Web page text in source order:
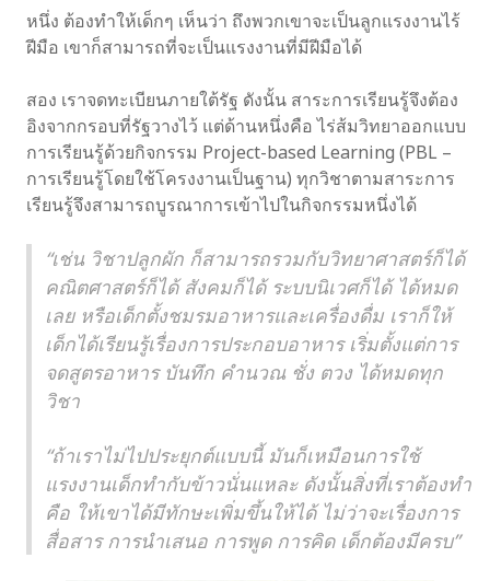
หนึ่ง ต้องทำให้เด็กๆ เห็นว่า ถึงพวกเขาจะเป็นลูกแรงงานไร้
ฝีมือ เขาก็สามารถที่จะเป็นแรงงานที่มีฝีมือได้
สอง เราจดทะเบียนภายใต้รัฐ ดังนั้น สาระการเรียนรู้จึงต้อง
อิงจากกรอบที่รัฐวางไว้ แต่ด้านหนึ่งคือ ไร่ส้มวิทยาออกแบบ
การเรียนรู้ด้วยกิจกรรม Project-based Learning (PBL –
การเรียนรู้โดยใช้โครงงานเป็นฐาน) ทุกวิชาตามสาระการ
เรียนรู้จึงสามารถบูรณาการเข้าไปในกิจกรรมหนึ่งได้
“เช่น วิชาปลูกผัก ก็สามารถรวมกับวิทยาศาสตร์ก็ได้
คณิตศาสตร์ก็ได้ สังคมก็ได้ ระบบนิเวศก็ได้ ได้หมด
เลย หรือเด็กตั้งชมรมอาหารและเครื่องดื่ม เราก็ให้
เด็กได้เรียนรู้เรื่องการประกอบอาหาร เริ่มตั้งแต่การ
จดสูตรอาหาร บันทึก คำนวณ ชั่ง ตวง ได้หมดทุก
วิชา
“ถ้าเราไม่ไปประยุกต์แบบนี้ มันก็เหมือนการใช้
แรงงานเด็กทำกับข้าวนั่นแหละ ดังนั้นสิ่งที่เราต้องทำ
คือ ให้เขาได้มีทักษะเพิ่มขึ้นให้ได้ ไม่ว่าจะเรื่องการ
สื่อสาร การนำเสนอ การพูด การคิด เด็กต้องมีครบ”